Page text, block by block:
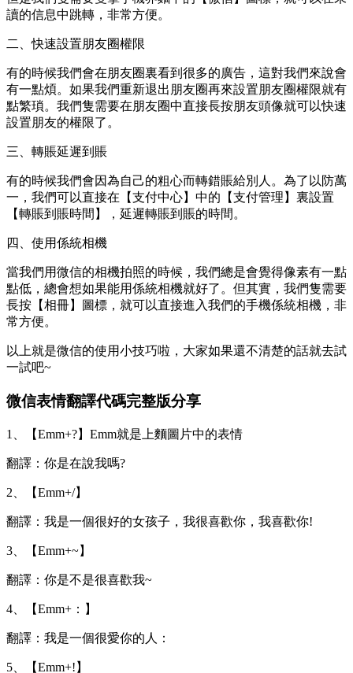
讀的信息中跳轉，非常方便。
二、快速設置朋友圈權限
有的時候我們會在朋友圈裏看到很多的廣告，這對我們來說會
有一點煩。如果我們重新退出朋友圈再來設置朋友圈權限就有
點繁瑣。我們隻需要在朋友圈中直接長按朋友頭像就可以快速
設置朋友的權限了。
三、轉賬延遲到賬
有的時候我們會因為自己的粗心而轉錯賬給別人。為了以防萬
一，我們可以直接在【支付中心】中的【支付管理】裏設置
【轉賬到賬時間】，延遲轉賬到賬的時間。
四、使用係統相機
當我們用微信的相機拍照的時候，我們總是會覺得像素有一點
點低，總會想如果能用係統相機就好了。但其實，我們隻需要
長按【相冊】圖標，就可以直接進入我們的手機係統相機，非
常方便。
以上就是微信的使用小技巧啦，大家如果還不清楚的話就去試
一試吧~
微信表情翻譯代碼完整版分享
1、【Emm+?】Emm就是上麵圖片中的表情
翻譯：你是在說我嗎?
2、【Emm+/】
翻譯：我是一個很好的女孩子，我很喜歡你，我喜歡你!
3、【Emm+~】
翻譯：你是不是很喜歡我~
4、【Emm+：】
翻譯：我是一個很愛你的人：
5、【Emm+!】